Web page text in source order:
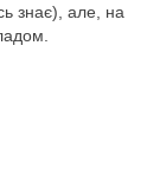
знає), але, на